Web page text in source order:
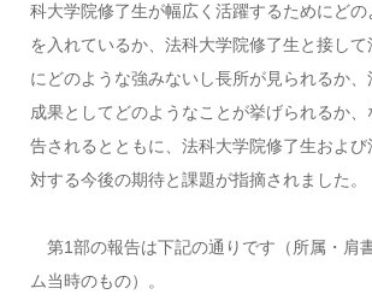
科大学院修了生が幅広く活躍するためにどの
を入れているか、法科大学院修了生と接し
にどのような強みないし長所が見られるか
成果としてどのようなことが挙げられるか
告されるとともに、法科大学院修了生および
対する今後の期待と課題が指摘されました。
第1部の報告は下記の通りです（所属・肩
ム当時のもの）。